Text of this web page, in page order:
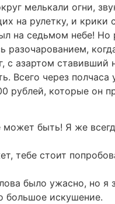
мелькали огни,
на рулетку, и крики
на седьмом небе! Но
разочарованием,
с азартом ставивший
Всего через полчаса
рублей, которые он
может быть! Я же
тебе стоит
было ужасно, но я
большое искушение.